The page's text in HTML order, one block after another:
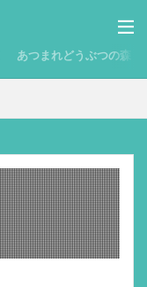
あつまれどうぶつの森